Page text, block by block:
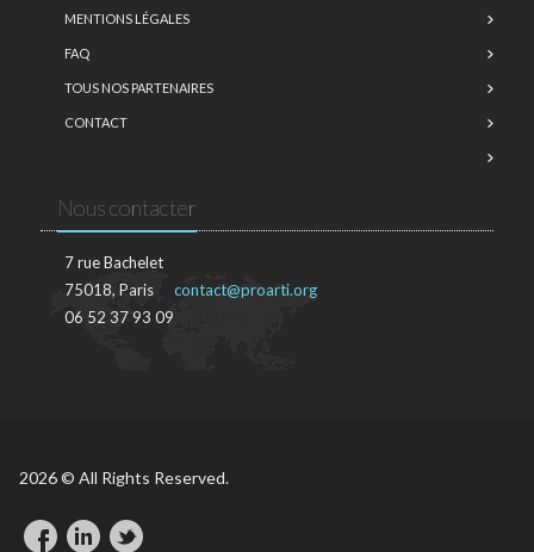
MENTIONS LÉGALES
FAQ
TOUS NOS PARTENAIRES
CONTACT
Nous contacter
7 rue Bachelet
75018, Paris
06 52 37 93 09
contact@proarti.org
2026 © All Rights Reserved.